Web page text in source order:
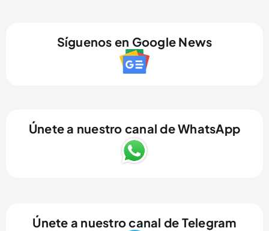
Síguenos en Google News
Únete a nuestro canal de WhatsApp
Únete a nuestro canal de Telegram